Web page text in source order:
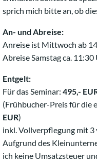
sprich mich bitte an, ob
An- und Abreise:
Anreise ist Mittwoch ab
Abreise Samstag ca. 11:30
Entgelt:
Für das Seminar: 495,-
(Frühbucher-Preis für die
EUR)
inkl. Vollverpflegung mit
Aufgrund des
ich keine Umsatzsteuer